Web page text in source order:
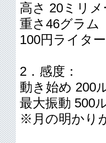
高さ 20ミリ
重さ46グラム
100円ライタ
2．感度：
動き始め 200
最大振動 500
※月の明かり